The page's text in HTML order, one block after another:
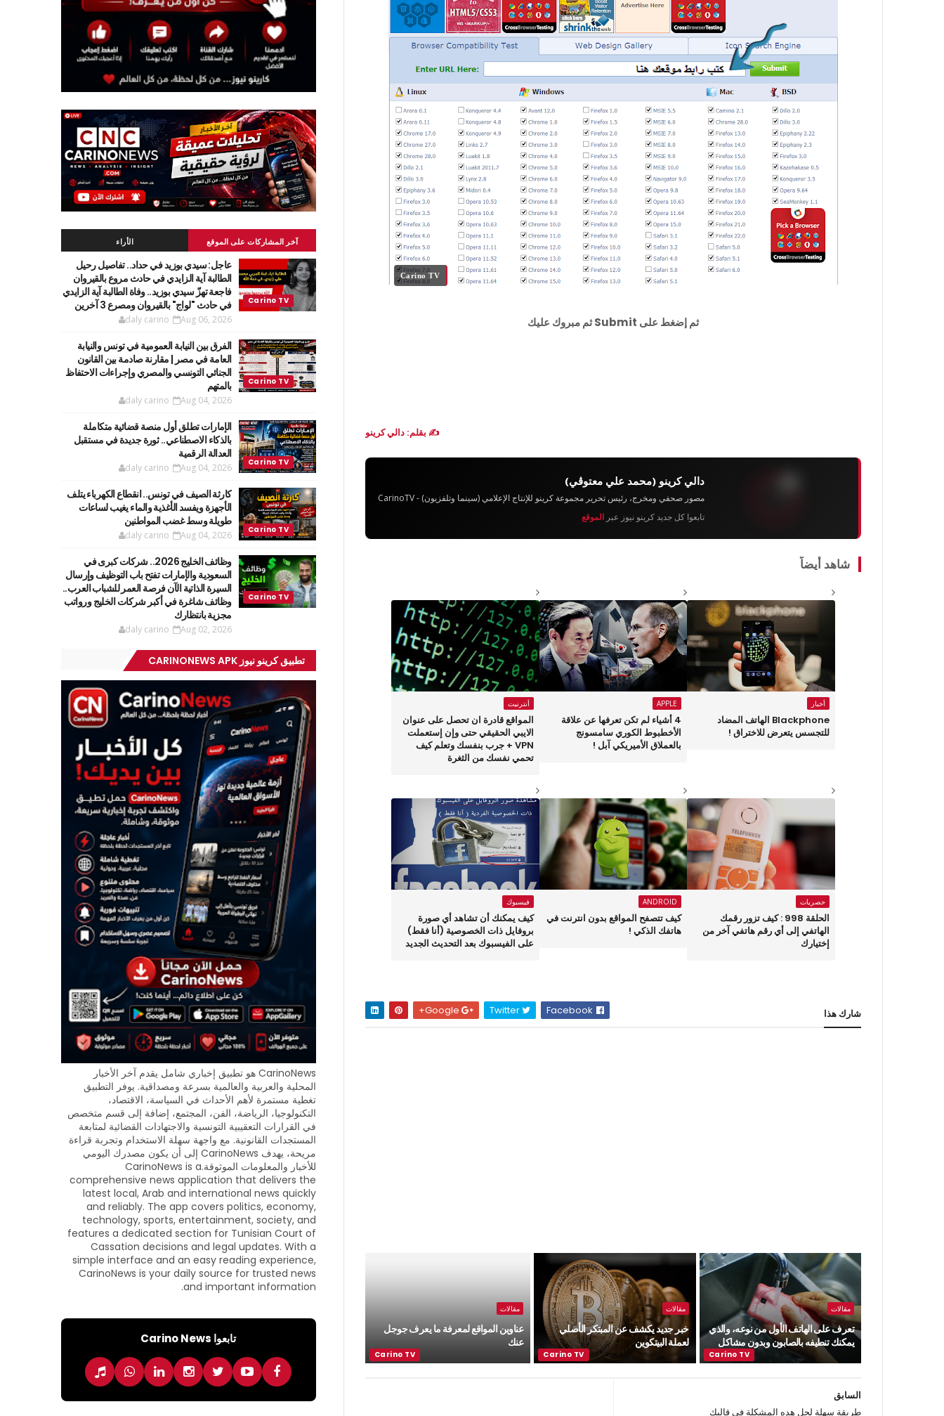
Carino TV
ثم إضغط على Submit ثم مبروك عليك
✍️ بقلم: دالي كرينو
دالي كرينو (محمد علي معتوڨي)
مصور صحفي ومخرج، رئيس تحرير مجموعة كرينو للإنتاج الإعلامي (سينما وتلفزيون) - CarinoTV
تابعوا كل جديد كرينو نيوز عبرالموقع
شاهد أيضاً
أخبار
Blackphone الهاتف المضاد
للتجسس يتعرض للاختراق !
APPLE
4 أشياء لم تكن تعرفها عن علاقة
الأخطبوط الكوري سامسونج
بالعملاق الأميريكي آبل !
أنترنيت
المواقع قادرة ان تحصل على عنوان
الايبي الحقيقي حتى وإن إستعملت
VPN + جرب بنفسك وتعلم كيف
تحمي نفسك من الثغرة
حصريات
الحلقة 998 : كيف تزور رقمك
الهاتفي إلى أي رقم هاتفي آخر من
إختيارك
ANDROID
كيف تتصفح المواقع بدون انترنت في
هاتفك الذكي !
فيسبوك
كيف يمكنك أن تشاهد أي صورة
بروفايل ذات الخصوصية (أنا فقط)
على الفيسبوك بعد التحديث الجديد
شارك هذا Twitter
مقالات
تعرف على الهاتف الأول من نوعه، والذي
يمكنك تنطيفه بالصابون وبدون مشاكل
مقالات
خبر جديد يكشف عن المبتكر الأصلي
لعملة البيتكوين
مقالات
عناوين المواقع لمعرفة ما يعرف جوجل
عنك
السابق
طريقة سهلة لحل هده المشكلة في قالبك
آخر المشاركات على الموقع الأراء
عاجل: سيدي بوزيد في حداد.. تفاصيل رحيل
الطالبة آية الزايدي في حادث مروع بالقيروان
فاجعة تهزّ سيدي بوزيد.. وفاة الطالبة آية الزايدي
في حادث "لواج" بالقيروان ومصرع 3 آخرين
daly carino Aug 06, 2026
الفرق بين النيابة العمومية في تونس والنيابة
العامة في مصر | مقارنة صادمة بين القانون
الجنائي التونسي والمصري وإجراءات الاحتفاظ
بالمتهم
daly carino Aug 04, 2026
الإمارات تطلق أول منصة قضائية متكاملة
بالذكاء الاصطناعي.. ثورة جديدة في مستقبل
العدالة الرقمية
daly carino Aug 04, 2026
كارثة الصيف في تونس.. انقطاع الكهرباء يتلف
الأجهزة ويفسد الأغذية والماء يغيب لساعات
طويلة وسط غضب المواطنين
daly carino Aug 04, 2026
وظائف الخليج 2026.. شركات كبرى في
السعودية والإمارات تفتح باب التوظيف وإرسال
السيرة الذاتية الآن فرصة العمر للشباب العرب..
وظائف شاغرة في أكبر شركات الخليج ورواتب
مجزية بانتظارك
daly carino Aug 02, 2026
تطبيق كرينو نيوز CARINONEWS APK
CarinoNews هو تطبيق إخباري شامل يقدم آخر الأخبار
المحلية والعربية والعالمية بسرعة ومصداقية. يوفر التطبيق
تغطية مستمرة لأهم الأحداث في السياسة، الاقتصاد،
التكنولوجيا، الرياضة، الفن، المجتمع، إضافة إلى قسم متخصص
في القرارات التعقيبية التونسية والاجتهادات القضائية لمتابعة
المستجدات القانونية. مع واجهة سهلة الاستخدام وتجربة قراءة
مريحة، يهدف CarinoNews إلى أن يكون مصدرك اليومي
للأخبار والمعلومات الموثوقة.CarinoNews is a
comprehensive news application that delivers the
latest local, Arab and international news quickly
and reliably. The app covers politics, economy,
technology, sports, entertainment, society, and
features a dedicated section for Tunisian Court of
Cassation decisions and legal updates. With a
simple interface and an easy reading experience,
CarinoNews is your daily source for trusted news
and important information.
تابعوا Carino News